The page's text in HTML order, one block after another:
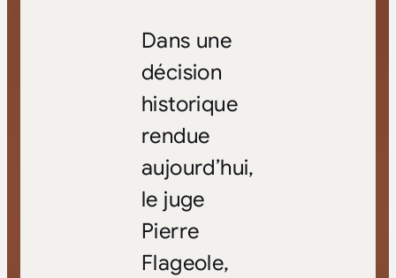
Dans une
décision
historique
rendue
aujourd’hui,
le juge
Pierre
Flageole,